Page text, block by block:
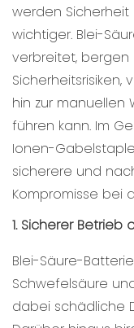
werden
wichtiger. Blei-
verbreitet,
Sicherheitsrisiken,
hin zur manuellen
führen kann. Im
Ionen-
sicherere und
Kompromisse bei
1. Sicherer
Blei-Säure-
Schwefelsäure
dabei schädliche